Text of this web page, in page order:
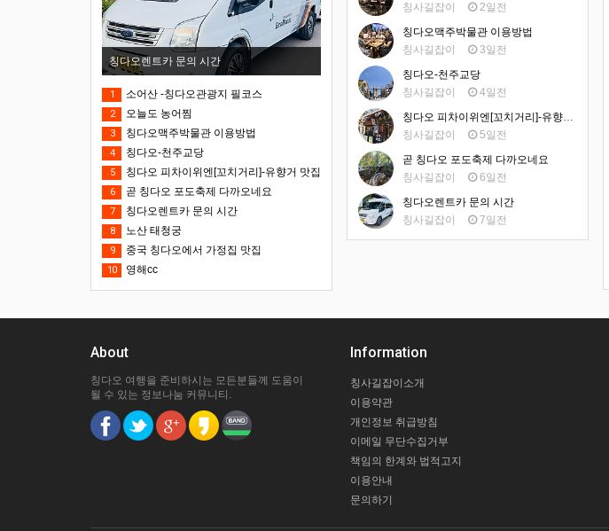
칭다오렌트카 문의 시간
1 소어산 -칭다오관광지 필코스
2 오늘도 농어찜
3 칭다오맥주박물관 이용방법
4 칭다오-천주교당
5 칭다오 피차이위엔[꼬치거리]-유향거 맛집
6 곧 칭다오 포도축제 다까오네요
7 칭다오렌트카 문의 시간
8 노산 태청궁
9 중국 칭다오에서 가정집 맛집
10 영해cc
칭사길잡이
2일전
칭다오맥주박물관 이용방법
칭사길잡이
3일전
칭다오-천주교당
칭사길잡이
4일전
칭다오 피차이위엔[꼬치거리]-유향거 맛집
칭사길잡이
5일전
곧 칭다오 포도축제 다까오네요
칭사길잡이
6일전
칭다오렌트카 문의 시간
칭사길잡이
7일전
About
칭다오 여행을 준비하시는 모든분들께 도움이
될 수 있는 정보나눔 커뮤니티.
Information
칭사길잡이소개
이용약관
개인정보 취급방침
이메일 무단수집거부
책임의 한계와 법적고지
이용안내
문의하기